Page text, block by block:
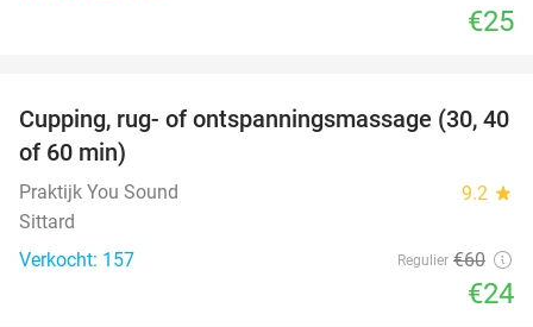
€25
60%
Cupping, rug- of ontspanningsmassage (30, 40
of 60 min)
Praktijk You Sound 9.2 star
Sittard
Verkocht: 157
Regulier €60
€24